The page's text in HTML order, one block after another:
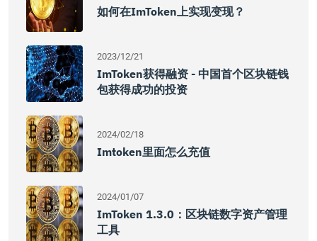
如何在imToken上实现变现？
2023/12/21
ImToken获得融资 - 中国首个区块链钱
包获得成功的投资
2024/02/18
Imtoken里面怎么充值
2024/01/07
ImToken 1.3.0：区块链数字资产管理
工具